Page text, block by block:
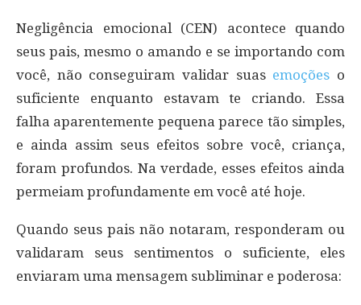
Negligência emocional (CEN) acontece quando
seus pais, mesmo o amando e se importando com
você, não conseguiram validar suas emoções o
suficiente enquanto estavam te criando. Essa
falha aparentemente pequena parece tão simples,
e ainda assim seus efeitos sobre você, criança,
foram profundos. Na verdade, esses efeitos ainda
permeiam profundamente em você até hoje.
Quando seus pais não notaram, responderam ou
validaram seus sentimentos o suficiente, eles
enviaram uma mensagem subliminar e poderosa: